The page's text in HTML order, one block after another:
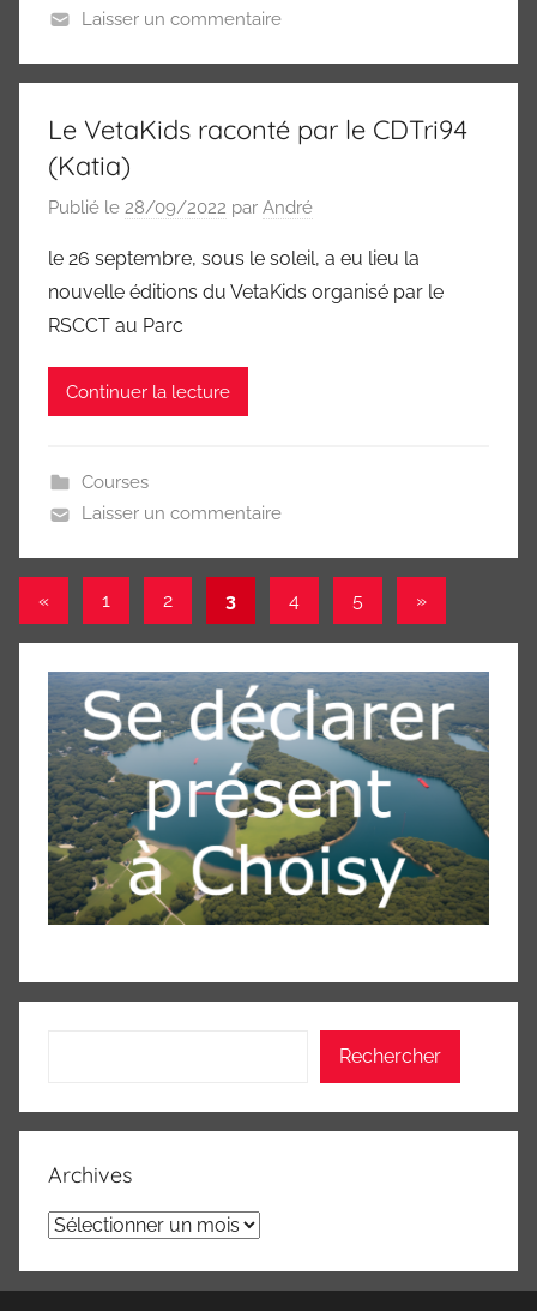
Laisser un commentaire
Le VetaKids raconté par le CDTri94
(Katia)
Publié le 28/09/2022 par André
le 26 septembre, sous le soleil, a eu lieu la
nouvelle éditions du VetaKids organisé par le
RSCCT au Parc
Continuer la lecture
Courses
Laisser un commentaire
Pagination
des
publications
«Publications
1 2 3 4 5
Articles
»
Rechercher
Archives
Archives